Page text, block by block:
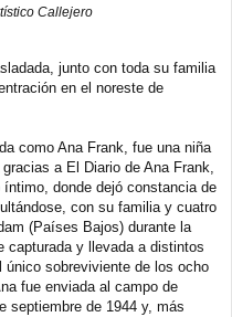
Callejero
junto con toda su familia
en el noreste de
como Ana Frank, fue una niña
a El Diario de Ana Frank,
donde dejó constancia de
con su familia y cuatro
(Países Bajos) durante la
capturada y llevada a distintos
sobreviviente de los ocho
fue enviada al campo de
septiembre de 1944 y, más